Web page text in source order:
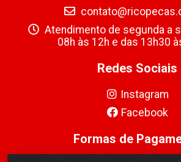
Atendimento de segunda a
08h às 12h e das 13h30
Redes Sociais
Instagram
Facebook
Formas de